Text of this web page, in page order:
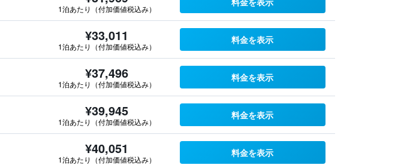
1泊あたり（付加価値税込み）
¥33,011
1泊あたり（付加価値税込み）
料金を表示
¥37,496
1泊あたり（付加価値税込み）
料金を表示
¥39,945
1泊あたり（付加価値税込み）
料金を表示
¥40,051
1泊あたり（付加価値税込み）
料金を表示